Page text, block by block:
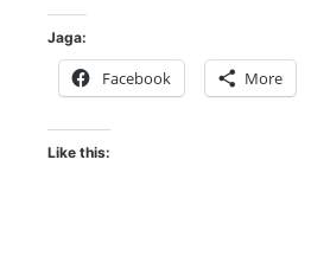
Jaga:
Facebook More
Like this: